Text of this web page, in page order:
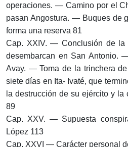
operaciones. — Camino por el
pasan Angostura. — Buques de
forma una reserva 81
Cap. XXIV. — Conclusión de
desembarcan en San Antonio.
Avay. — Toma de la trinchera
siete días en Ita- Ivaté, que
la destrucción de su ejército y la
89
Cap. XXV. — Supuesta
López 113
Cap. XXVI — Carácter personal